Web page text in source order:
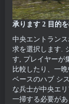
承ります 2 目的
中央エントラン
求を選択します.
す, プレイヤーが
比較したり、一
ベースのハブ シ
な兵士が中央エ
一掃する必要が